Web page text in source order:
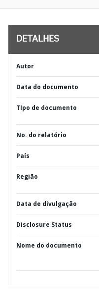
DETALHES
Autor
Data do documento
TIpo de documento
No. do relatório
País
Região
Data de divulgação
Disclosure Status
Nome do documento